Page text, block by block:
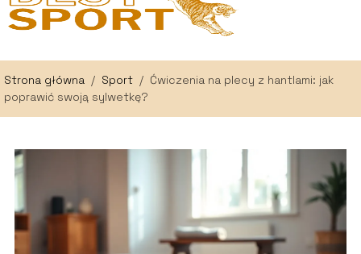
Strona główna / Sport / Ćwiczenia na plecy z hantlami: jak
poprawić swoją sylwetkę?